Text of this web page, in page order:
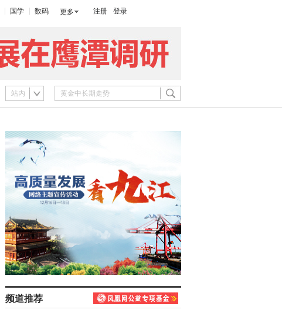
国学 数码 更多 注册 登录
站内
频道推荐